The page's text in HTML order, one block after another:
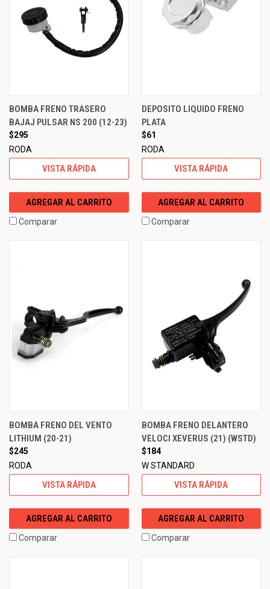
BOMBA FRENO TRASERO
BAJAJ PULSAR NS 200 (12-23)
$295
RODA
VISTA RÁPIDA
AGREGAR AL CARRITO
Comparar
DEPOSITO LIQUIDO FRENO
PLATA
$61
RODA
VISTA RÁPIDA
AGREGAR AL CARRITO
Comparar
BOMBA FRENO DEL VENTO
LITHIUM (20-21)
$245
RODA
VISTA RÁPIDA
AGREGAR AL CARRITO
Comparar
BOMBA FRENO DELANTERO
VELOCI XEVERUS (21) (WSTD)
$184
W STANDARD
VISTA RÁPIDA
AGREGAR AL CARRITO
Comparar